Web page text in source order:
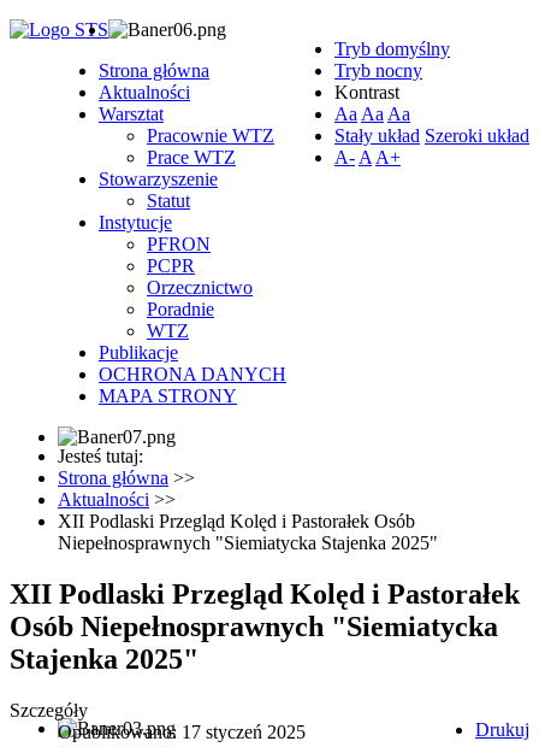
Tryb domyślny
Tryb nocny
Kontrast
Aa Aa Aa
Stały układ Szeroki układ
A- A A+
Strona główna
Aktualności
Warsztat
Pracownie WTZ
Prace WTZ
Stowarzyszenie
Statut
Instytucje
PFRON
PCPR
Orzecznictwo
Poradnie
WTZ
Publikacje
OCHRONA DANYCH
MAPA STRONY
Jesteś tutaj:
Strona główna >>
Aktualności >>
XII Podlaski Przegląd Kolęd i Pastorałek Osób
Niepełnosprawnych "Siemiatycka Stajenka 2025"
XII Podlaski Przegląd Kolęd i Pastorałek
Osób Niepełnosprawnych "Siemiatycka
Stajenka 2025"
Drukuj
Szczegóły
Opublikowano: 17 styczeń 2025